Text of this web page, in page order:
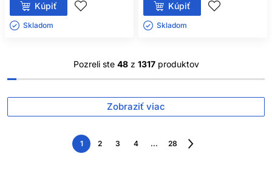
Kúpiť
Skladom ㅤ
Kúpiť
Skladom ㅤ
Pozreli ste 48z 1317produktov
Zobraziť viac
1 2 3 4 ... 28
Nasledujúca